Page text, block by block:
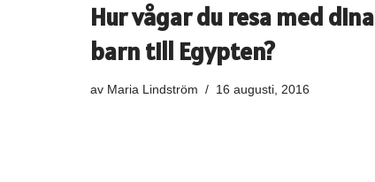
Hur vågar du resa med dina
barn till Egypten?
av Maria Lindström 16 augusti, 2016